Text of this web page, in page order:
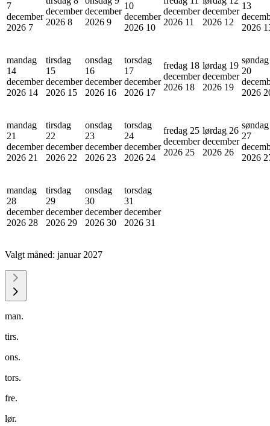
7
december
2026 7
december
2026 8
december
2026 9
10
december
2026 10
december
2026 11
december
2026 12
13
2026
mandag
14
december
2026 14
tirsdag
15
december
2026 15
onsdag
16
december
2026 16
torsdag
17
december
2026 17
fredag 18
december
2026 18
lørdag 19
december
2026 19
søndag
20
2026
mandag
21
december
2026 21
tirsdag
22
december
2026 22
onsdag
23
december
2026 23
torsdag
24
december
2026 24
fredag 25
december
2026 25
lørdag 26
december
2026 26
søndag
27
2026
mandag
28
december
2026 28
tirsdag
29
december
2026 29
onsdag
30
december
2026 30
torsdag
31
december
2026 31
Valgt måned: januar 2027
man.
tirs.
ons.
tors.
fre.
lør.